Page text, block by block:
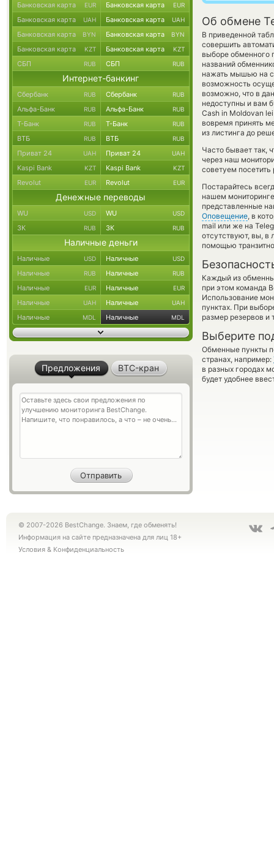
Об обмене
В приведенной
совершить
выборе обменного
названий
нажать мышью на
возможность
возможно, что в
недоступны и вам
Cash in Moldovan
вовремя принять
из листинга до
Часто бывает так,
через наш
советуем посетить
Постарайтесь
нашем
представленные
Оповещение, в
mail или же на
отсутствуют, вы,
помощью
Каждый из
при этом команда
Использование
пунктах. При
размер резервов и
Выберите
Обменные пункты
странах, например:
в разных городах
будет удобнее
Банковская карта EUR Банковская карта EUR
Банковская карта UAH Банковская карта UAH
Банковская карта BYN Банковская карта BYN
Банковская карта KZT Банковская карта KZT
СБП RUB СБП RUB
Интернет-банкинг
Сбербанк RUB Сбербанк RUB
Альфа-Банк RUB Альфа-Банк RUB
Т-Банк RUB Т-Банк RUB
ВТБ RUB ВТБ RUB
Приват 24 UAH Приват 24 UAH
Kaspi Bank KZT Kaspi Bank KZT
Revolut EUR Revolut EUR
Денежные переводы
WU USD WU USD
ЗК RUB ЗК RUB
Наличные деньги
Наличные USD Наличные USD
Наличные RUB Наличные RUB
Наличные EUR Наличные EUR
Наличные UAH Наличные UAH
Наличные MDL Наличные MDL
Предложения BTC-кран
© 2007-2026 BestChange. Знаем, где обменять!
Информация на сайте предназначена для лиц 18+
Условия & Конфиденциальность